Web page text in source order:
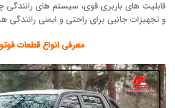
و تجهیزات جانبی برای راحتی و ایمنی رانندگی
معرفی انواع قطعات